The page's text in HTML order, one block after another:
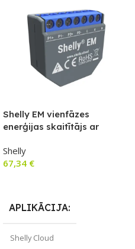
Shelly EM vienfāzes
enerģijas skaitītājs ar
Shelly
67,34 €
APLIKĀCIJA
Shelly Cloud